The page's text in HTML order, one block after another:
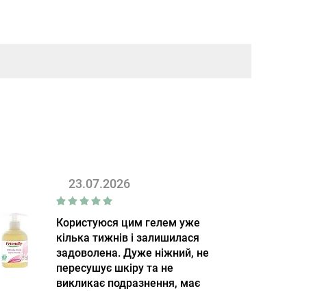
23.07.2026
Користуюся цим гелем уже
кілька тижнів і залишилася
задоволена. Дуже ніжний, не
пересушує шкіру та не
викликає подразнення, має